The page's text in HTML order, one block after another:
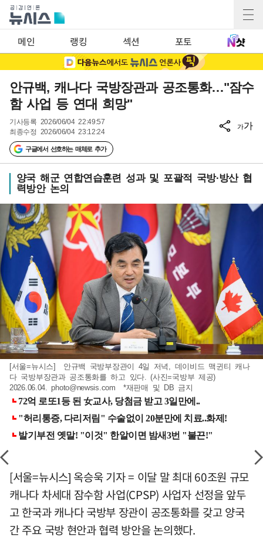
메인 랭킹 섹션 포토
안규백, 캐나다 국방장관과 공조통화…"잠수
함 사업 등 연대 희망"
기사등록 2026/06/04 22:49:57
최종수정 2026/06/04 23:12:24
구글에서 선호하는 매체로 추가
가가
양국 해군 연합연습훈련 성과 및 포괄적 국방·방산 협
력방안 논의
[서울=뉴시스] 안규백 국방부장관이 4일 저녁, 데이비드 맥귄티 캐나
다 국방부장관과 공조통화를 하고 있다. (사진=국방부 제공)
2026.06.04.photo@newsis.com *재판매 및 DB 금지
[서울=뉴시스] 옥승욱 기자 = 이달 말 최대 60조원 규모
캐나다 차세대 잠수함 사업(CPSP) 사업자 선정을 앞두
고 한국과 캐나다 국방부 장관이 공조통화를 갖고 양국
간 주요 국방 현안과 협력 방안을 논의했다.